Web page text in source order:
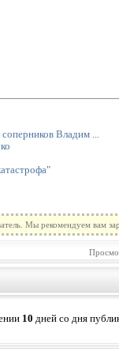
Владим ...
Мы рекомендуем вам
10 дней со дня